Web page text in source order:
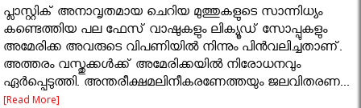
പ്ലാസ്റ്റിക് അനാവൃതമായ ചെറിയ മുത്തുകളുടെ സാന്നിധ്യം
കണ്ടെത്തിയ പല ഫേസ് വാഷുകളും ലിക്യൂഡ് സോപ്പുകളും
അമേരിക്ക അവരുടെ വിപണിയില്‍ നിന്നും പിന്‍വലിച്ചതാണ്.
അത്തരം വസ്തുക്കള്‍ക്ക് അമേരിക്കയില്‍ നിരോധനവും
ഏര്‍പ്പെടുത്തി. അന്തരീക്ഷമലിനീകരണേത്തയും ജലവിതരണ...
[Read More]